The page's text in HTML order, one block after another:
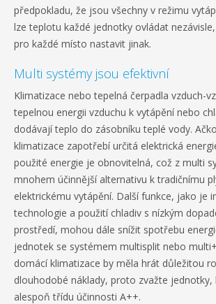
předpokladu, že jsou všechny v režimu
lze teplotu každé jednotky ovládat
pro každé místo nastavit jinak.
Multi systémy jsou efektivní
Klimatizace nebo tepelná čerpadla vzduch-
tepelnou energii vzduchu k vytápění nebo
dodávají teplo do zásobníku teplé vody.
klimatizace zapotřebí určitá elektrická
použité energie je obnovitelná, což z multi
mnohem účinnější alternativu k tradičnímu
elektrickému vytápění. Další funkce, jako je
technologie a použití chladiv s nízkým
prostředí, mohou dále snížit spotřebu
jednotek se systémem multisplit nebo
domácí klimatizace by měla hrát důležitou
dlouhodobé náklady, proto zvažte
alespoň třídu účinnosti A++.